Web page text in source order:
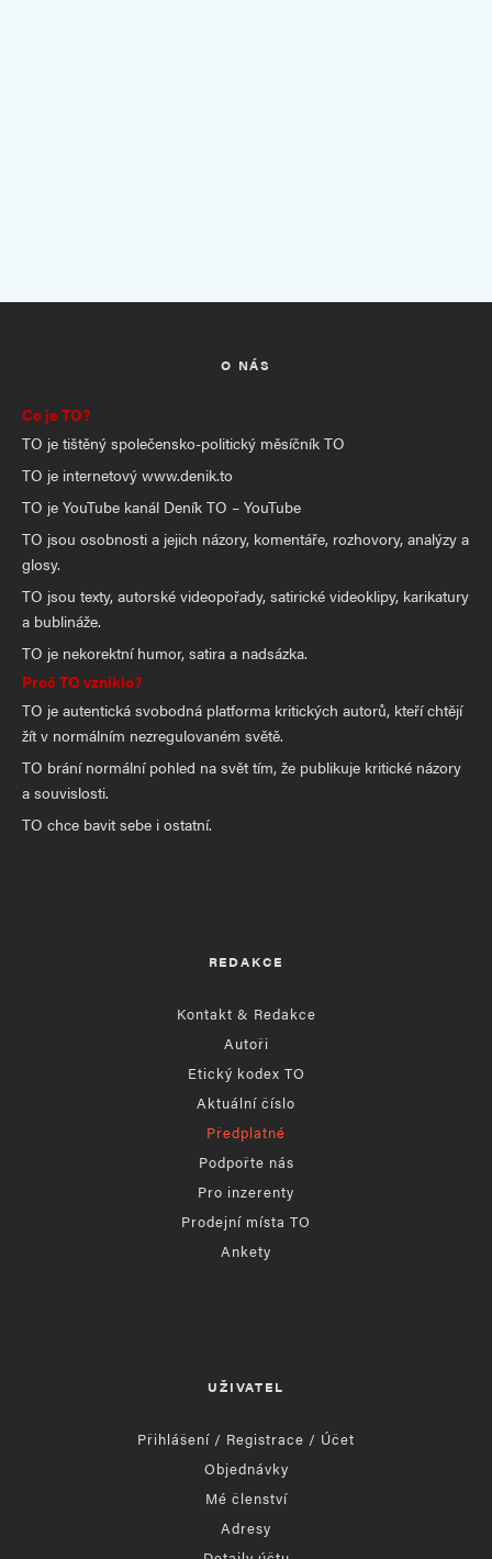
O NÁS
Co je TO?
TO je tištěný společensko-politický měsíčník TO
TO je internetový www.denik.to
TO je YouTube kanál Deník TO – YouTube
TO jsou osobnosti a jejich názory, komentáře, rozhovory, analýzy a
glosy.
TO jsou texty, autorské videopořady, satirické videoklipy, karikatury
a bublináže.
TO je nekorektní humor, satira a nadsázka.
Proč TO vzniklo?
TO je autentická svobodná platforma kritických autorů, kteří chtějí
žít v normálním nezregulovaném světě.
TO brání normální pohled na svět tím, že publikuje kritické názory
a souvislosti.
TO chce bavit sebe i ostatní.
REDAKCE
Kontakt & Redakce
Autoři
Etický kodex TO
Aktuální číslo
Předplatné
Podpořte nás
Pro inzerenty
Prodejní místa TO
Ankety
UŽIVATEL
Přihlášení / Registrace / Účet
Objednávky
Mé členství
Adresy